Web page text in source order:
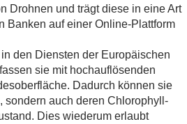
Drohnen und trägt diese in eine Art
Banken auf einer Online-Plattform
den Diensten der Europäischen
sie mit hochauflösenden
Dadurch können sie
sondern auch deren Chlorophyll-
Dies wiederum erlaubt